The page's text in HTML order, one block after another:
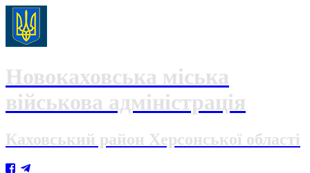
Новокаховська міська
військова адміністрація
Каховський район Херсонської області